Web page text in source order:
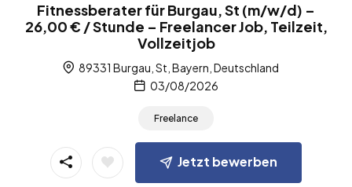
Fitnessberater für Burgau, St (m/w/d) –
26,00 € / Stunde – Freelancer Job, Teilzeit,
Vollzeitjob
89331 Burgau, St, Bayern, Deutschland
03/08/2026
Freelance
Jetzt bewerben